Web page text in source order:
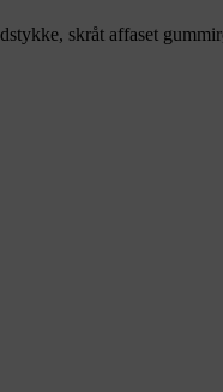
skråt affaset